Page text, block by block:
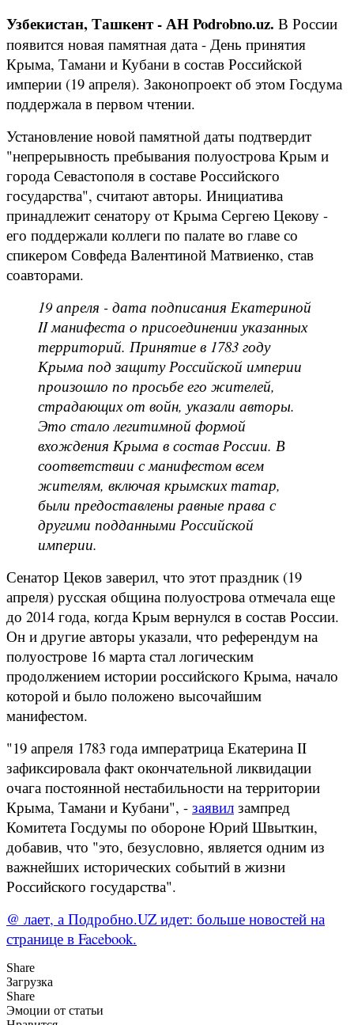
Узбекистан, Ташкент - АН Podrobno.uz. В России
появится новая памятная дата - День принятия
Крыма, Тамани и Кубани в состав Российской
империи (19 апреля). Законопроект об этом Госдума
поддержала в первом чтении.
Установление новой памятной даты подтвердит
"непрерывность пребывания полуострова Крым и
города Севастополя в составе Российского
государства", считают авторы. Инициатива
принадлежит сенатору от Крыма Сергею Цекову -
его поддержали коллеги по палате во главе со
спикером Совфеда Валентиной Матвиенко, став
соавторами.
19 апреля - дата подписания Екатериной
II манифеста о присоединении указанных
территорий. Принятие в 1783 году
Крыма под защиту Российской империи
произошло по просьбе его жителей,
страдающих от войн, указали авторы.
Это стало легитимной формой
вхождения Крыма в состав России. В
соответствии с манифестом всем
жителям, включая крымских татар,
были предоставлены равные права с
другими подданными Российской
империи.
Сенатор Цеков заверил, что этот праздник (19
апреля) русская община полуострова отмечала еще
до 2014 года, когда Крым вернулся в состав России.
Он и другие авторы указали, что референдум на
полуострове 16 марта стал логическим
продолжением истории российского Крыма, начало
которой и было положено высочайшим
манифестом.
"19 апреля 1783 года императрица Екатерина II
зафиксировала факт окончательной ликвидации
очага постоянной нестабильности на территории
Крыма, Тамани и Кубани", - заявил зампред
Комитета Госдумы по обороне Юрий Швыткин,
добавив, что "это, безусловно, является одним из
важнейших исторических событий в жизни
Российского государства".
@ лает, а Подробно.UZ идет: больше новостей на
странице в Facebook.
Share
Загрузка
Share
Эмоции от статьи